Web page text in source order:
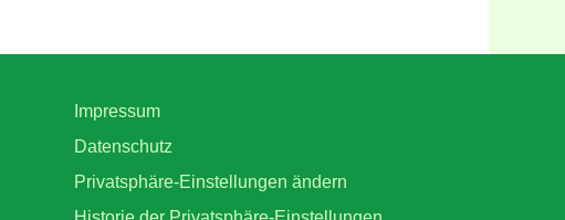
Impressum
Datenschutz
Privatsphäre-Einstellungen ändern